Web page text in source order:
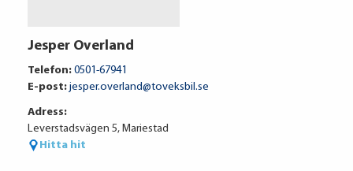
3 009 kr / mån
Ränta
Uppläggningsavgift
Administrationskostnad
Jesper Overland
Telefon: 0501-67941
E-post: jesper.overland@toveksbil.se
Adress:
Leverstadsvägen 5, Mariestad
Hitta hit